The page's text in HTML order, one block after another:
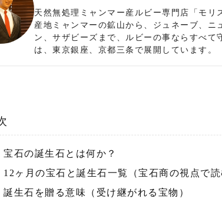
天然無処理ミャンマー産ルビー専門店「モリ
産地ミャンマーの鉱山から、ジュネーブ、ニ
ン、サザビーズまで、ルビーの事ならすべて
は、東京銀座、京都三条で展開しています。
宝石の誕生石とは何か？
12ヶ月の宝石と誕生石一覧（宝石商の視点で読
誕生石を贈る意味（受け継がれる宝物）